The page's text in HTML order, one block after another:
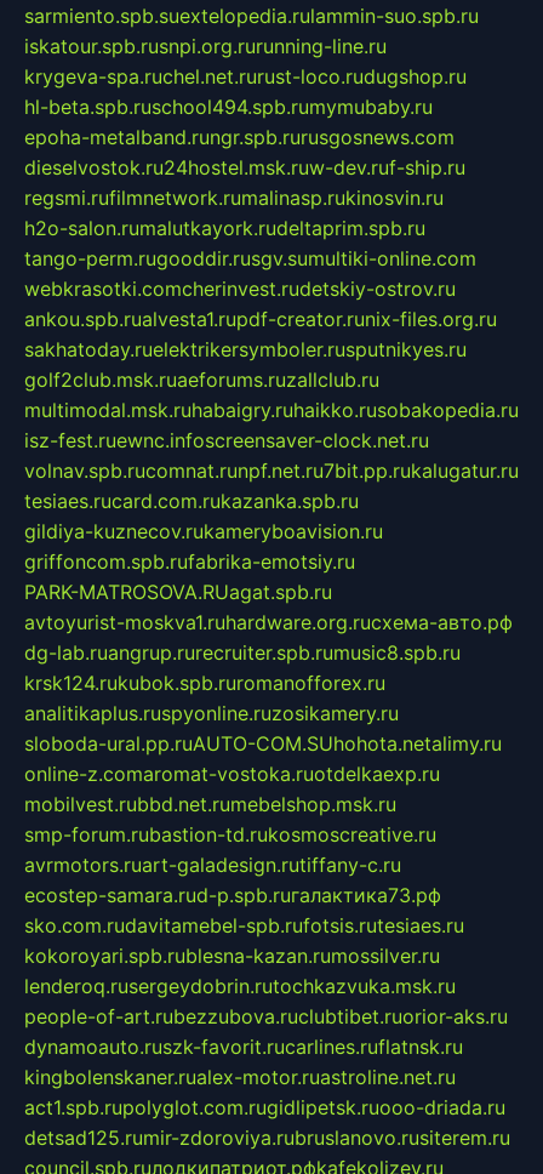
sarmiento.spb.suextelopedia.rulammin-suo.spb.ru
iskatour.spb.rusnpi.org.rurunning-line.ru
krygeva-spa.ruchel.net.rurust-loco.rudugshop.ru
hl-beta.spb.ruschool494.spb.rumymubaby.ru
epoha-metalband.rungr.spb.rurusgosnews.com
dieselvostok.ru24hostel.msk.ruw-dev.ruf-ship.ru
regsmi.rufilmnetwork.rumalinasp.rukinosvin.ru
h2o-salon.rumalutkayork.rudeltaprim.spb.ru
tango-perm.rugooddir.rusgv.sumultiki-online.com
webkrasotki.comcherinvest.rudetskiy-ostrov.ru
ankou.spb.rualvesta1.rupdf-creator.runix-files.org.ru
sakhatoday.ruelektrikersymboler.rusputnikyes.ru
golf2club.msk.ruaeforums.ruzallclub.ru
multimodal.msk.ruhabaigry.ruhaikko.rusobakopedia.ru
isz-fest.ruewnc.infoscreensaver-clock.net.ru
volnav.spb.rucomnat.runpf.net.ru7bit.pp.rukalugatur.ru
tesiaes.rucard.com.rukazanka.spb.ru
gildiya-kuznecov.rukameryboavision.ru
griffoncom.spb.rufabrika-emotsiy.ru
PARK-MATROSOVA.RUagat.spb.ru
avtoyurist-moskva1.ruhardware.org.ruсхема-авто.рф
dg-lab.ruangrup.rurecruiter.spb.rumusic8.spb.ru
krsk124.rukubok.spb.ruromanofforex.ru
analitikaplus.ruspyonline.ruzosikamery.ru
sloboda-ural.pp.ruAUTO-COM.SUhohota.netalimy.ru
online-z.comaromat-vostoka.ruotdelkaexp.ru
mobilvest.rubbd.net.rumebelshop.msk.ru
smp-forum.rubastion-td.rukosmoscreative.ru
avrmotors.ruart-galadesign.rutiffany-c.ru
ecostep-samara.rud-p.spb.ruгалактика73.рф
sko.com.rudavitamebel-spb.rufotsis.rutesiaes.ru
kokoroyari.spb.rublesna-kazan.rumossilver.ru
lenderoq.rusergeydobrin.rutochkazvuka.msk.ru
people-of-art.rubezzubova.ruclubtibet.ruorior-aks.ru
dynamoauto.ruszk-favorit.rucarlines.ruflatnsk.ru
kingbolenskaner.rualex-motor.ruastroline.net.ru
act1.spb.rupolyglot.com.rugidlipetsk.ruooo-driada.ru
detsad125.rumir-zdoroviya.rubruslanovo.rusiterem.ru
council.spb.ruлодкипатриот.рфkafekolizey.ru